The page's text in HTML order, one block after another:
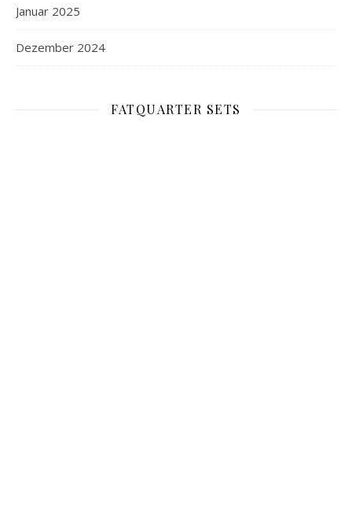
Januar 2025
Dezember 2024
FATQUARTER SETS